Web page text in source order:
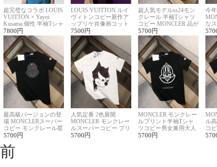
超完璧なコラボ LOUIS
VUITTON × Yayoi
Kusama 個性 半袖Tシャ
ツコピー男女兼用
7800 円
LOUIS VUITTON ルイ
ヴィトンコピー新作ア
ップリケ肖像画コット
ンニット半袖Tシャツ
7500 円
超人気モデルss24モン
クレール 半袖Tシャツ
コピー MONCLER 品が
良く見た目
5700 円
今
な
ル
最高級バージョンの登
場 MONCLERスーパー
コピー モンクレール星
座半袖Tシャツ
5700 円
人気定番 2色展開
MONCLER モンクレー
ルスーパーコピー プリ
ント半袖Tシャツ
5700 円
MONCLER モンクレー
ルプリント半袖Tシャ
ツコピー男女兼用大人
可愛い春夏コーデ
5700 円
ル
コ
ィ
前